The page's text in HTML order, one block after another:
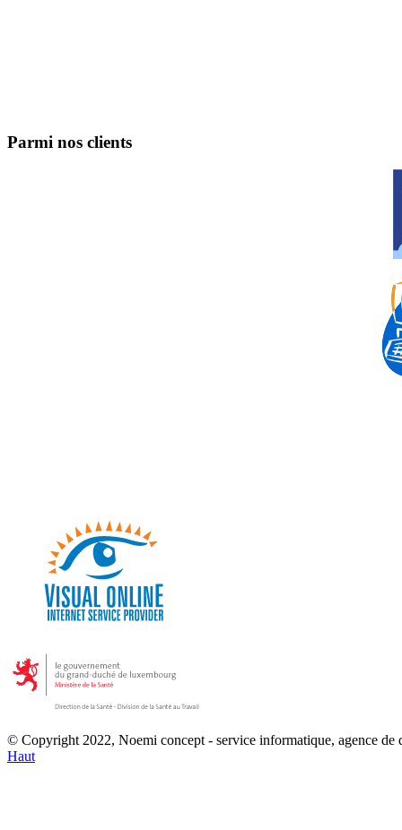
Parmi nos clients
© Copyright 2022, Noemi concept - service informatique, agence
Haut